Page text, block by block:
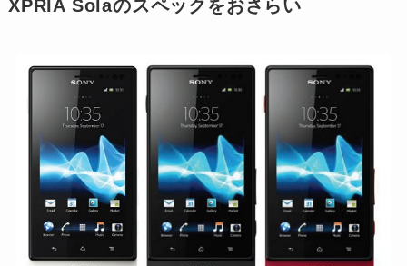
XPRIA Solaのスペックをおさらい